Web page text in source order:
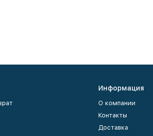
Информация
О компании
Контакты
Доставка